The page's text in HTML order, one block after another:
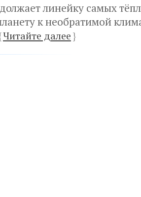
линейку самых
к необратимой
Читайте далее}